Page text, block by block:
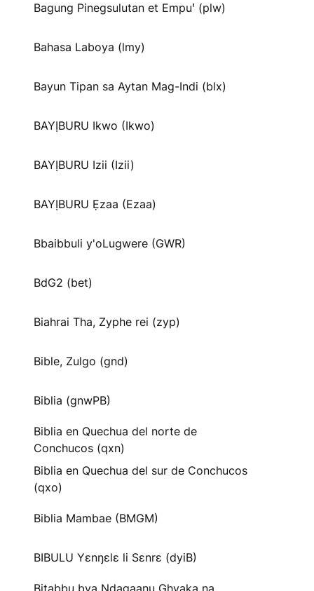
Bagung Pinegsulutan et Empuꞌ (plw)
Bahasa Laboya (lmy)
Bayun Tipan sa Aytan Mag-Indi (blx)
BAYỊBURU Ikwo (Ikwo)
BAYỊBURU Izii (Izii)
BAYỊBURU Ẹzaa (Ezaa)
Bbaibbuli y'oLugwere (GWR)
BdG2 (bet)
Biahrai Tha, Zyphe rei (zyp)
Bible, Zulgo (gnd)
Biblia (gnwPB)
Biblia en Quechua del norte de
Conchucos (qxn)
Biblia en Quechua del sur de Conchucos
(qxo)
Biblia Mambae (BMGM)
BIBULU Yɛnŋɛlɛ li Sɛnrɛ (dyiB)
Bitabbu bya Ndagaanu Ghyaka na